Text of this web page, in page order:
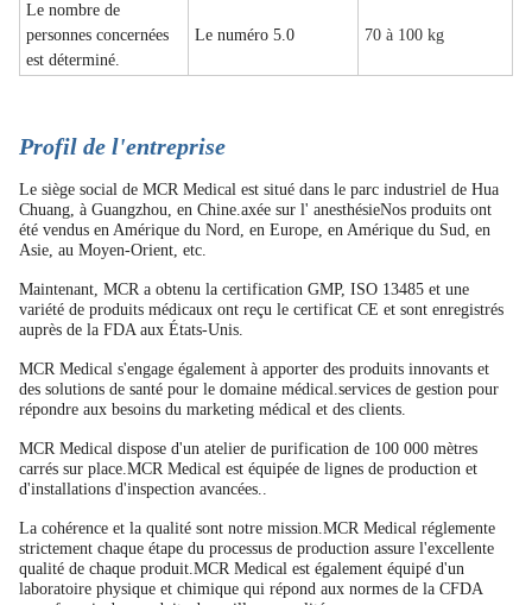
Le nombre de
personnes concernées
est déterminé.
Le numéro 5.0 70 à 100 kg
Profil de l'entreprise
Le siège social de MCR Medical est situé dans le parc industriel de Hua
Chuang, à Guangzhou, en Chine.axée sur l' anesthésieNos produits ont
été vendus en Amérique du Nord, en Europe, en Amérique du Sud, en
Asie, au Moyen-Orient, etc.
Maintenant, MCR a obtenu la certification GMP, ISO 13485 et une
variété de produits médicaux ont reçu le certificat CE et sont enregistrés
auprès de la FDA aux États-Unis.
MCR Medical s'engage également à apporter des produits innovants et
des solutions de santé pour le domaine médical.services de gestion pour
répondre aux besoins du marketing médical et des clients.
MCR Medical dispose d'un atelier de purification de 100 000 mètres
carrés sur place.MCR Medical est équipée de lignes de production et
d'installations d'inspection avancées..
La cohérence et la qualité sont notre mission.MCR Medical réglemente
strictement chaque étape du processus de production assure l'excellente
qualité de chaque produit.MCR Medical est également équipé d'un
laboratoire physique et chimique qui répond aux normes de la CFDA